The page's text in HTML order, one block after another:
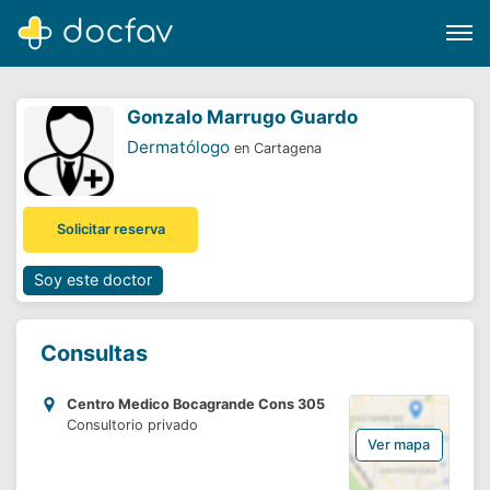
Software para clínicas
¿Eres un doctor?
Gonzalo Marrugo Guardo
Dermatólogo en Cartagena
Solicitar reserva
Soy este doctor
Consultas
Centro Medico Bocagrande Cons 305
Consultorio privado
Ver mapa